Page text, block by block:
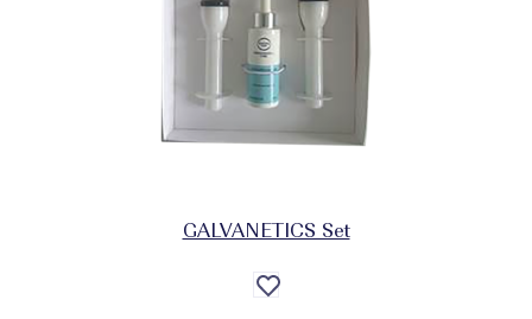
GALVANETICS Set
Auf
die